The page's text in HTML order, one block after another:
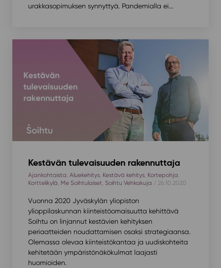
urakkasopimuksen synnyttyä. Pandemialla ei...
Kestävän tulevaisuuden rakennuttaja
Ajankohtaista, Aluekehitys, Kestävä kehitys, Kortepohja,
Korttelikylä, Me Soihtulaiset, Soihtu Vehkakuja / 26.10.2020
Vuonna 2020 Jyväskylän yliopiston
ylioppilaskunnan kiinteistöomaisuutta kehittävä
Soihtu on linjannut kestävien kehityksen
periaatteiden noudattamisen osaksi strategiaansa.
Olemassa olevaa kiinteistökantaa ja uudiskohteita
kehitetään ympäristönäkökulmat laajasti
huomioiden.